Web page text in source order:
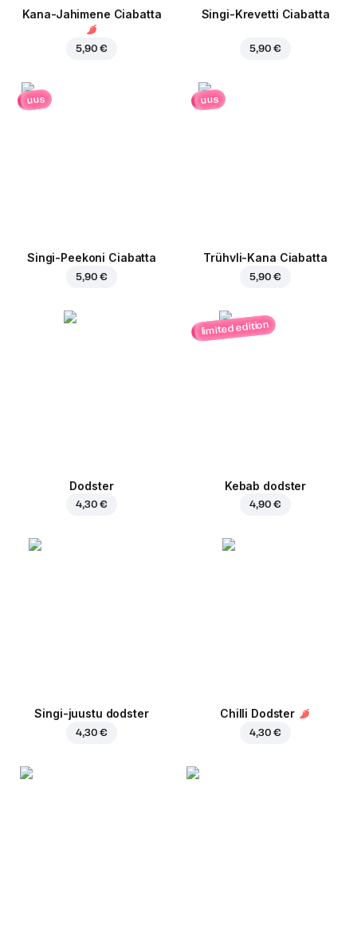
Kana-Jahimene Ciabatta
5,90 €
Singi-Krevetti Ciabatta
5,90 €
uus
Singi-Peekoni Ciabatta
5,90 €
uus
Trühvli-Kana Ciabatta
5,90 €
Dodster
4,30 €
limited edition
Kebab dodster
4,90 €
Singi-juustu dodster
4,30 €
Chilli Dodster
4,30 €